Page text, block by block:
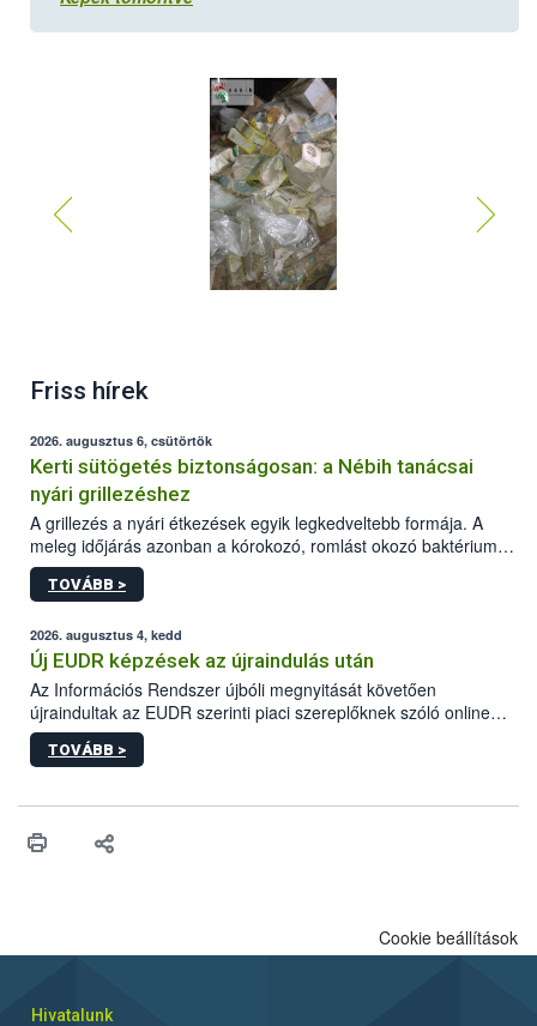
Friss hírek
2026. augusztus 6, csütörtök
Kerti sütögetés biztonságosan: a Nébih tanácsai
nyári grillezéshez
A grillezés a nyári étkezések egyik legkedveltebb formája. A
meleg időjárás azonban a kórokozó, romlást okozó baktériumok
gyorsabb szaporodásának is kedvez. A szabadtéri sütögetés
ezért nem csupán a megfelelő sütési technikáról szól: legalább
higiéniai szabályok betartása, a megfelelő hőkezelés, valamint a
maradékok szakszerű tárolása. A Nemzeti Élelmiszerlánc-
biztonsági Hivatal (Nébih) Oktatási Programja összegyűjtötte a
biztonságos grillezés legfontosabb tudnivalóit.
TOVÁBB >
2026. augusztus 4, kedd
Új EUDR képzések az újraindulás után
Az Információs Rendszer újbóli megnyitását követően
újraindultak az EUDR szerinti piaci szereplőknek szóló online
képzések.
TOVÁBB >
Cookie beállítások
Hivatalunk